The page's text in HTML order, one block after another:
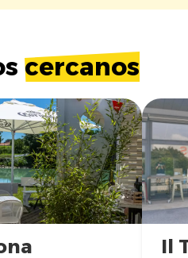
cercanos
Il